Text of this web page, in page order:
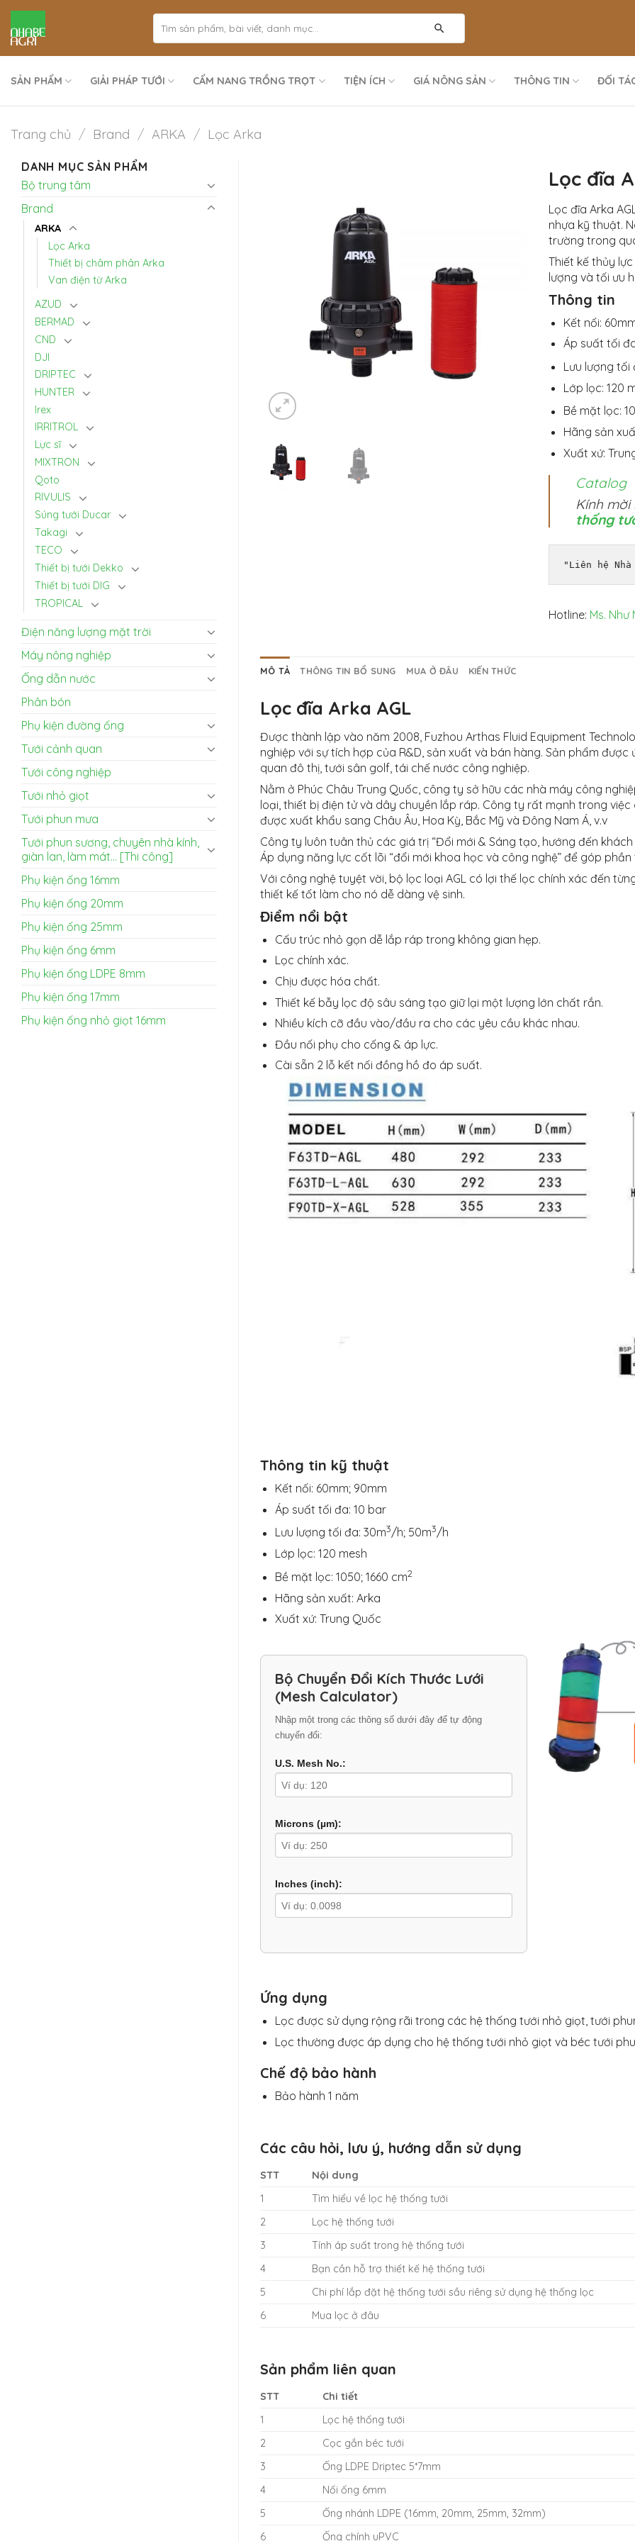
nội
dung
SẢN PHẨM GIẢI PHÁP TƯỚI CẨM NANG TRỒNG TRỌT TIỆN ÍCH GIÁ NÔNG SẢN THÔNG TIN ĐỐI
Trang chủ / Brand / ARKA / Lọc Arka
DANH MỤC SẢN PHẨM
Bộ trung tâm
Brand
ARKA
Lọc Arka
Thiết bị châm phân Arka
Van điện từ Arka
AZUD
BERMAD
CND
DJI
DRIPTEC
HUNTER
Irex
IRRITROL
Lực sĩ
MIXTRON
Qoto
RIVULIS
Súng tưới Ducar
Takagi
TECO
Thiết bị tưới Dekko
Thiết bị tưới DIG
TROPICAL
Điện năng lượng mặt trời
Máy nông nghiệp
Ống dẫn nước
Phân bón
Phụ kiện đường ống
Tưới cảnh quan
Tưới công nghiệp
Tưới nhỏ giọt
Tưới phun mưa
Tưới phun sương, chuyên nhà kính,
giàn lan, làm mát... [Thi công]
Phụ kiện ống 16mm
Phụ kiện ống 20mm
Phụ kiện ống 25mm
Phụ kiện ống 6mm
Phụ kiện ống LDPE 8mm
Phụ kiện ống 17mm
Phụ kiện ống nhỏ giọt 16mm
Lọc đĩa
Lọc đĩa Arka
nhựa kỹ thuật.
trường trong
Thiết kế thủy
lượng và tối ưu
Thông tin
Kết nối:
Áp suất tối
Lưu lượng tối
Lớp lọc: 120
Bề mặt lọc:
Hãng sản
Xuất xứ:
Catalog
Kính
thống
"Liên hệ
Hotline: Ms. Như
MÔ TẢ THÔNG TIN BỔ SUNG MUA Ở ĐÂU KIẾN THỨC
Lọc đĩa Arka AGL
Được thành lập vào năm 2008, Fuzhou Arthas Fluid Equipment
nghiệp với sự tích hợp của R&D, sản xuất và bán hàng. Sản phẩm
quan đô thị, tưới sân golf, tái chế nước công nghiệp.
Nằm ở Phúc Châu Trung Quốc, công ty sở hữu các nhà máy công
loại, thiết bị điện tử và dây chuyền lắp ráp. Công ty rất mạnh trong
được xuất khẩu sang Châu Âu, Hoa Kỳ, Bắc Mỹ và Đông Nam Á, v.v
Công ty luôn tuân thủ các giá trị “Đổi mới & Sáng tạo, hướng đến
Áp dụng năng lực cốt lõi “đổi mới khoa học và công nghệ” để góp
Với công nghệ tuyệt vời, bộ lọc loại AGL có lợi thế lọc chính xác đến
thiết kế tốt làm cho nó dễ dàng vệ sinh.
Điểm nổi bật
Cấu trúc nhỏ gọn dễ lắp ráp trong không gian hẹp.
Lọc chính xác.
Chịu được hóa chất.
Thiết kế bẫy lọc độ sâu sáng tạo giữ lại một lượng lớn chất rắn.
Nhiều kích cỡ đầu vào/đầu ra cho các yêu cầu khác nhau.
Đầu nối phụ cho cống & áp lực.
Cài sẵn 2 lỗ kết nối đồng hồ đo áp suất.
Thông tin kỹ thuật
Kết nối: 60mm; 90mm
Áp suất tối đa: 10 bar
Lưu lượng tối đa: 30m3/h; 50m3/h
Lớp lọc: 120 mesh
Bề mặt lọc: 1050; 1660 cm2
Hãng sản xuất: Arka
Xuất xứ: Trung Quốc
Bộ Chuyển Đổi Kích Thước Lưới
(Mesh Calculator)
Nhập một trong các thông số dưới đây để tự động
chuyển đổi:
U.S. Mesh No.:
Microns (µm):
Inches (inch):
Ứng dụng
Lọc được sử dụng rộng rãi trong các hệ thống tưới nhỏ giọt, tưới
Lọc thường được áp dụng cho hệ thống tưới nhỏ giọt và béc tưới
Chế độ bảo hành
Bảo hành 1 năm
Các câu hỏi, lưu ý, hướng dẫn sử dụng
STT
Nội dung
1
Tìm hiểu về lọc hệ thống tưới
2
Lọc hệ thống tưới
3
Tính áp suất trong hệ thống tưới
4
Bạn cần hỗ trợ thiết kế hệ thống tưới
5
Chi phí lắp đặt hệ thống tưới sầu riêng sử dụng hệ thống lọc
6
Mua lọc ở đâu
Sản phẩm liên quan
STT
Chi tiết
1
Lọc hệ thống tưới
2
Cọc gắn béc tưới
3
Ống LDPE Driptec 5*7mm
4
Nối ống 6mm
5
Ống nhánh LDPE (16mm, 20mm, 25mm, 32mm)
6
Ống chính uPVC